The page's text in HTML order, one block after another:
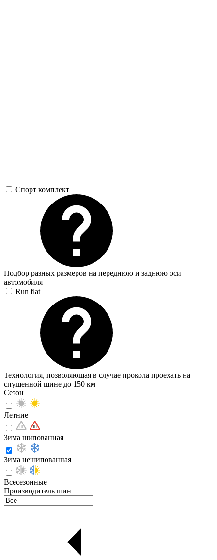
Спорт комплект
Подбор разных размеров на переднюю и заднюю оси
автомобиля
Run flat
Технология, позволяющая в случае прокола проехать на
спущенной шине до 150 км
Сезон
Летние
Зима шипованная
Зима нешипованная
Всесезонные
Производитель шин